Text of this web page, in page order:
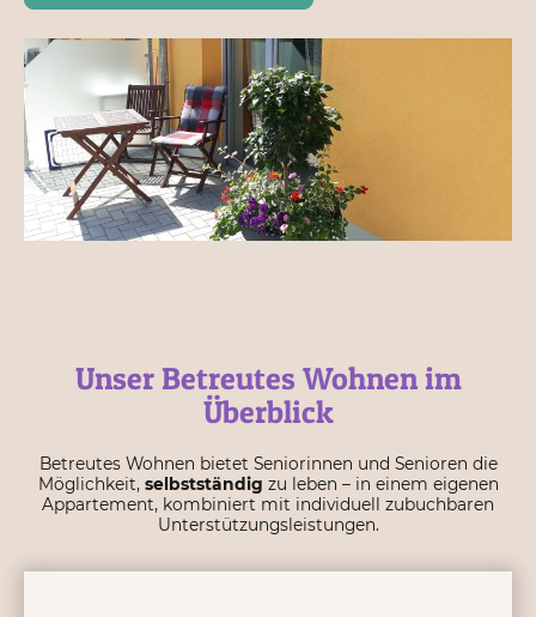
Unser Betreutes Wohnen im
Überblick
Betreutes Wohnen bietet Seniorinnen und Senioren die
Möglichkeit, selbstständig zu leben – in einem eigenen
Appartement, kombiniert mit individuell zubuchbaren
Unterstützungsleistungen.